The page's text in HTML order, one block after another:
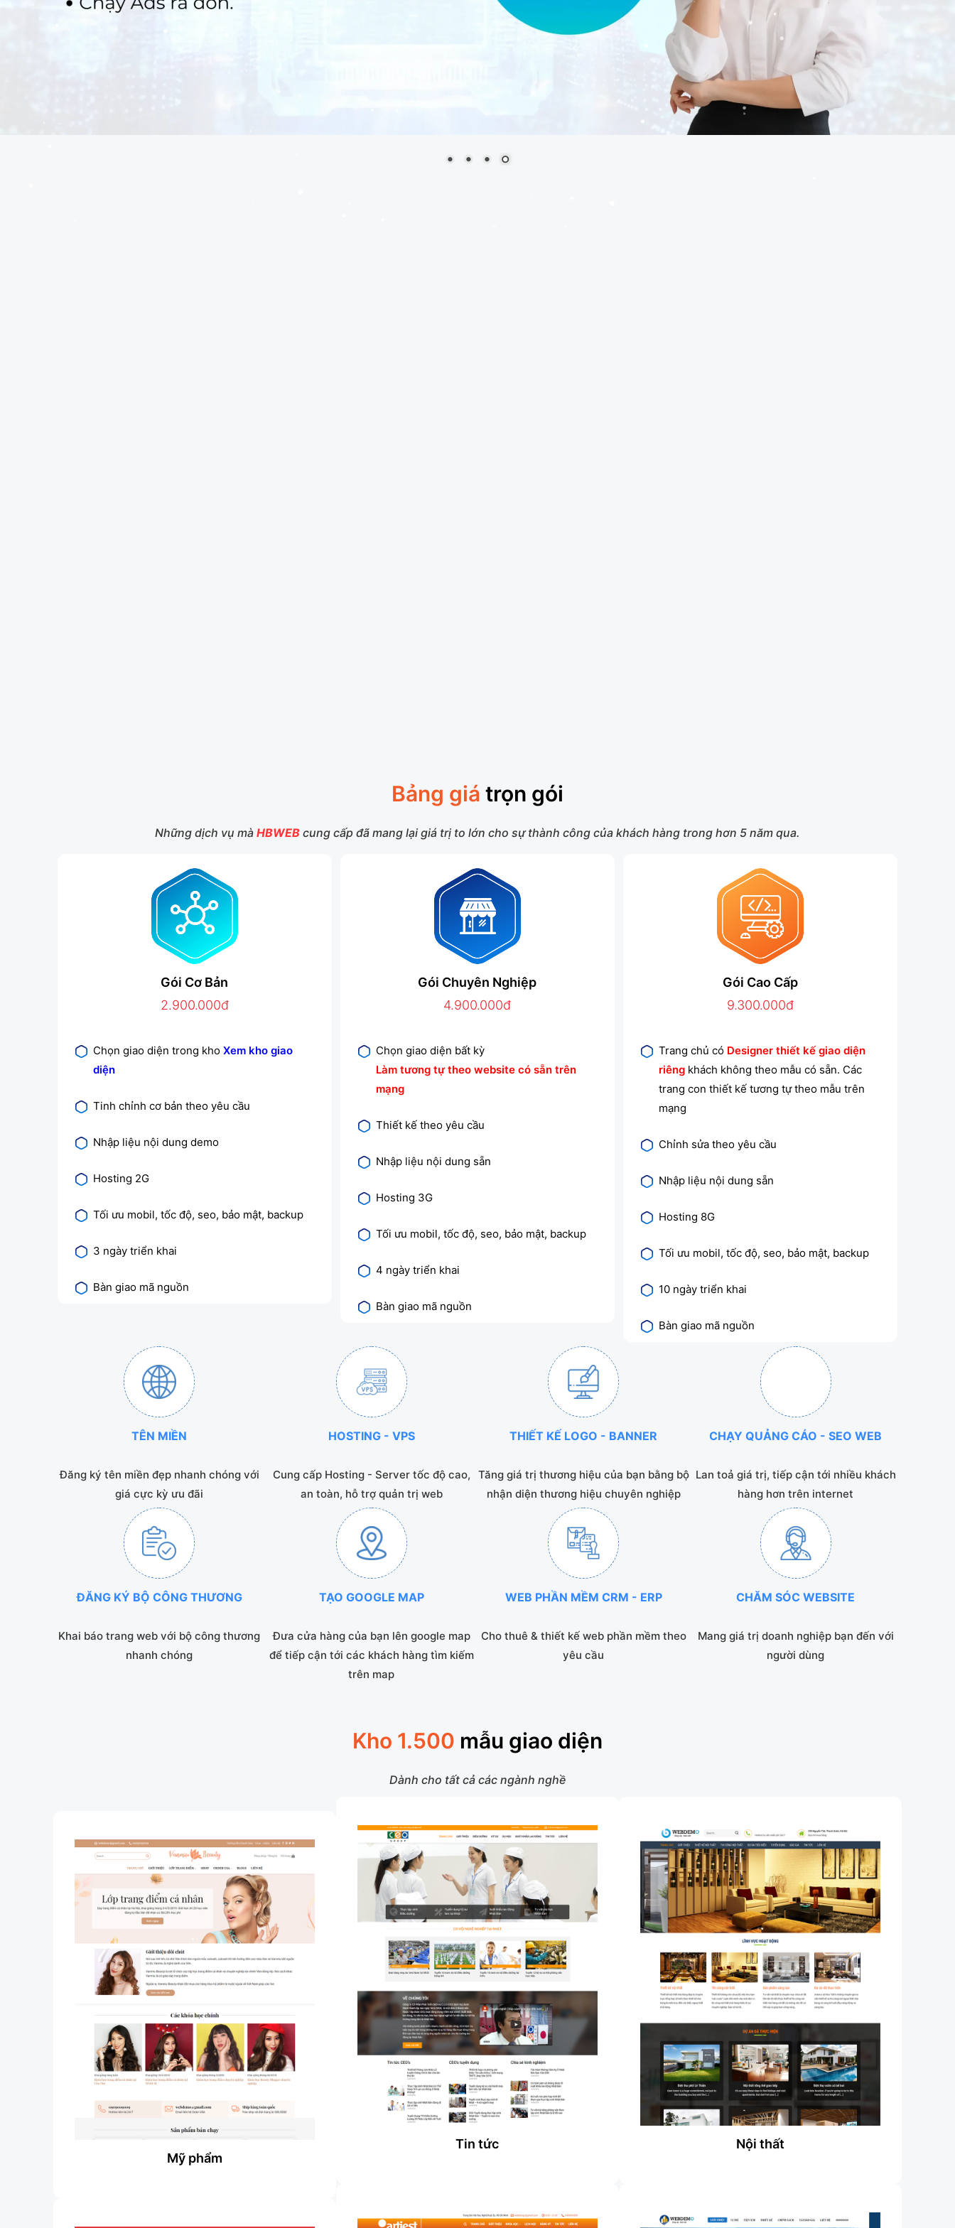
Bảng giá trọn gói
Những dịch vụ mà HBWEB cung cấp đã mang lại giá trị to lớn cho sự thành công của khách hàng trong hơn 5 năm qua.
Gói Cơ Bản
2.900.000đ
Chọn giao diện trong kho Xem kho giao
diện
Tinh chỉnh cơ bản theo yêu cầu
Nhập liệu nội dung demo
Hosting 2G
Tối ưu mobil, tốc độ, seo, bảo mật, backup
3 ngày triển khai
Bàn giao mã nguồn
Gói Chuyên Nghiệp
4.900.000đ
Chọn giao diện bất kỳ
Làm tương tự theo website có sẵn trên
mạng
Thiết kế theo yêu cầu
Nhập liệu nội dung sẵn
Hosting 3G
Tối ưu mobil, tốc độ, seo, bảo mật, backup
4 ngày triển khai
Bàn giao mã nguồn
Gói Cao Cấp
9.300.000đ
Trang chủ có Designer thiết kế giao diện
riêngkhách không theo mẫu có sẵn. Các
trang con thiết kế tương tự theo mẫu trên
mạng
Chỉnh sửa theo yêu cầu
Nhập liệu nội dung sẵn
Hosting 8G
Tối ưu mobil, tốc độ, seo, bảo mật, backup
10 ngày triển khai
Bàn giao mã nguồn
TÊN MIỀN
Đăng ký tên miền đẹp nhanh chóng với
giá cực kỳ ưu đãi
ĐĂNG KÝ BỘ CÔNG THƯƠNG
Khai báo trang web với bộ công thương
nhanh chóng
HOSTING - VPS
Cung cấp Hosting - Server tốc độ cao,
an toàn, hỗ trợ quản trị web
TẠO GOOGLE MAP
Đưa cửa hàng của bạn lên google map
để tiếp cận tới các khách hàng tìm kiếm
trên map
THIẾT KẾ LOGO - BANNER
Tăng giá trị thương hiệu của bạn bằng bộ
nhận diện thương hiệu chuyên nghiệp
WEB PHẦN MỀM CRM - ERP
Cho thuê & thiết kế web phần mềm theo
yêu cầu
CHẠY QUẢNG CÁO - SEO WEB
Lan toả giá trị, tiếp cận tới nhiều khách
hàng hơn trên internet
CHĂM SÓC WEBSITE
Mang giá trị doanh nghiệp bạn đến với
người dùng
Kho 1.500 mẫu giao diện
Dành cho tất cả các ngành nghề
Mỹ phẩm
Tin tức Nội thất